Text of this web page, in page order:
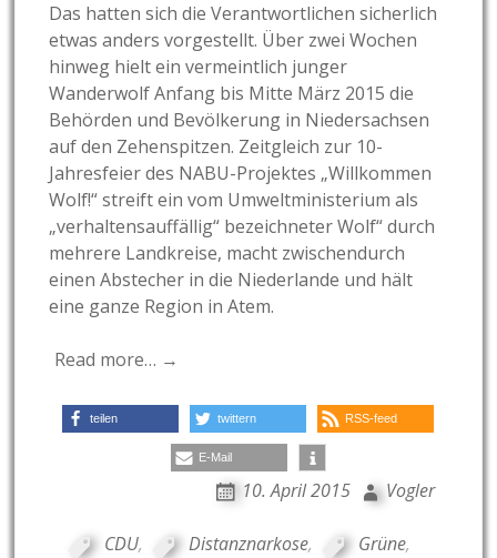
Das hatten sich die Verantwortlichen sicherlich
etwas anders vorgestellt. Über zwei Wochen
hinweg hielt ein vermeintlich junger
Wanderwolf Anfang bis Mitte März 2015 die
Behörden und Bevölkerung in Niedersachsen
auf den Zehenspitzen. Zeitgleich zur 10-
Jahresfeier des NABU-Projektes „Willkommen
Wolf!“ streift ein vom Umweltministerium als
„verhaltensauffällig“ bezeichneter Wolf“ durch
mehrere Landkreise, macht zwischendurch
einen Abstecher in die Niederlande und hält
eine ganze Region in Atem.
Read more… →
teilen twittern RSS-feed
E-Mail
10. April 2015 Vogler
CDU, Distanznarkose, Grüne,